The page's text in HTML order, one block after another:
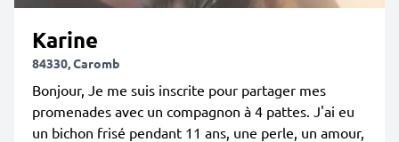
Karine
84330, Caromb
Bonjour, Je me suis inscrite pour partager mes
promenades avec un compagnon à 4 pattes. J'ai eu
un bichon frisé pendant 11 ans, une perle, un amour,